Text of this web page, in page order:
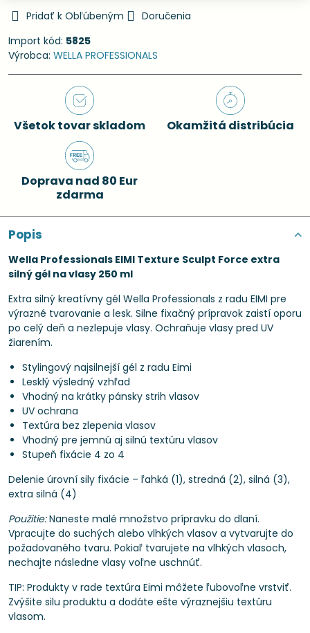
Pridať k Obľúbeným
Doručenia
Import kód: 5825
Výrobca: WELLA PROFESSIONALS
Všetok tovar skladom Okamžitá distribúcia
Doprava nad 80 Eur
zdarma
Popis
Wella Professionals EIMI Texture Sculpt Force extra
silný gél na vlasy 250 ml
Extra silný kreatívny gél Wella Professionals z radu EIMI pre
výrazné tvarovanie a lesk. Silne fixačný prípravok zaistí oporu
po celý deň a nezlepuje vlasy. Ochraňuje vlasy pred UV
žiarením.
Stylingový najsilnejší gél z radu Eimi
Lesklý výsledný vzhľad
Vhodný na krátky pánsky strih vlasov
UV ochrana
Textúra bez zlepenia vlasov
Vhodný pre jemnú aj silnú textúru vlasov
Stupeň fixácie 4 zo 4
Delenie úrovní sily fixácie – ľahká (1), stredná (2), silná (3),
extra silná (4)
Použitie:Naneste malé množstvo prípravku do dlaní.
Vpracujte do suchých alebo vlhkých vlasov a vytvarujte do
požadovaného tvaru. Pokiaľ tvarujete na vlhkých vlasoch,
nechajte následne vlasy voľne uschnúť.
TIP: Produkty v rade textúra Eimi môžete ľubovoľne vrstviť.
Zvýšite silu produktu a dodáte ešte výraznejšiu textúru
vlasom.